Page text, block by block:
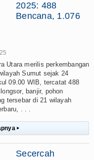
2025: 488
Bencana, 1.076
Utara merilis perkembangan
Sumut sejak 24
09.00 WIB, tercatat 488
banjir, pohon
tersebar di 21 wilayah
. . .
▸
Secercah